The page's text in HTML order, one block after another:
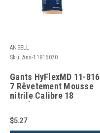
ANSELL
Sku: Ans-11816070
Gants HyFlexMD 11-816
7 Rêvetement Mousse
nitrile Calibre 18
Enveloppe
$5.27